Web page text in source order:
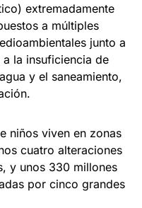
extremadamente
a múltiples
junto a
la insuficiencia de
y el saneamiento,
niños viven en zonas
cuatro alteraciones
y unos 330 millones
por cinco grandes